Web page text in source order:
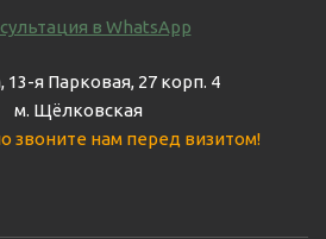
в WhatsApp
13-я Парковая, 27 корп. 4
м. Щёлковская
звоните нам перед визитом!